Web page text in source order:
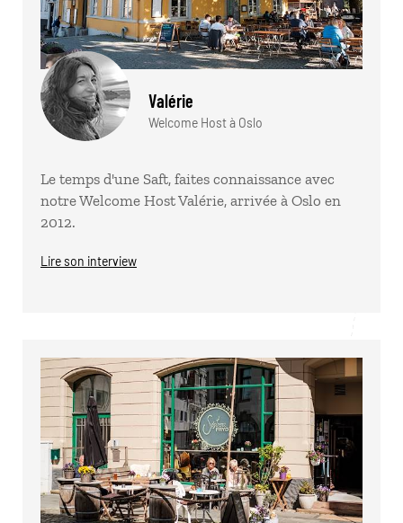
Valérie
Welcome Host à Oslo
Le temps d'une Saft, faites connaissance avec
notre Welcome Host Valérie, arrivée à Oslo en
2012.
Lire son interview